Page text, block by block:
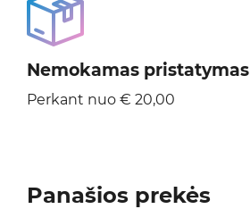
Nemokamas pristatymas
Perkant nuo € 20,00
Panašios prekės